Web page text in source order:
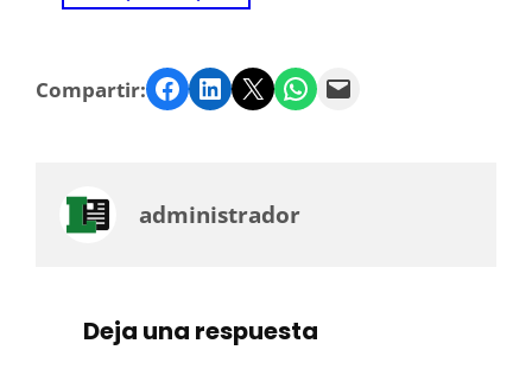
Compartir: Facebook LinkedIn Twitter WhatsApp Email
administrador
Deja una respuesta